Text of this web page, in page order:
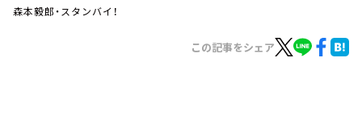
森本毅郎・スタンバイ！
この記事をシェア